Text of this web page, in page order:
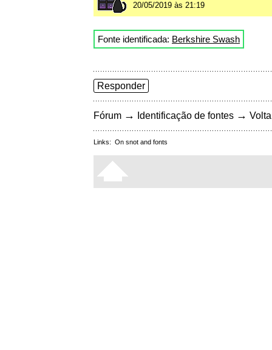
20/05/2019 às 21:19
Fonte identificada: Berkshire Swash
Responder
Fórum → Identificação de fontes →
Links: On snot and fonts